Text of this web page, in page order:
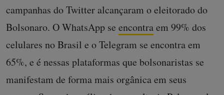
campanhas do Twitter alcançaram o eleitorado do
Bolsonaro. O WhatsApp se encontraem 99% dos
celulares no Brasil e o Telegram se encontra em
65%, e é nessas plataformas que bolsonaristas se
manifestam de forma mais orgânica em seus